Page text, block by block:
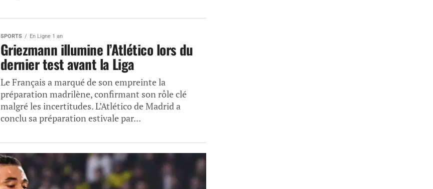
SPORTS En Ligne 1 an
Griezmann illumine l’Atlético lors du
dernier test avant la Liga
Le Français a marqué de son empreinte la
préparation madrilène, confirmant son rôle clé
malgré les incertitudes. L’Atlético de Madrid a
conclu sa préparation estivale par...